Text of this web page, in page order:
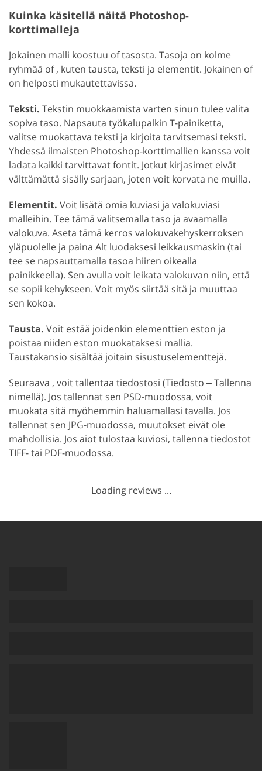
Kuinka käsitellä näitä Photoshop-
korttimalleja
Jokainen malli koostuu of tasosta. Tasoja on kolme
ryhmää of , kuten tausta, teksti ja elementit. Jokainen of
on helposti mukautettavissa.
Teksti. Tekstin muokkaamista varten sinun tulee valita
sopiva taso. Napsauta työkalupalkin T-painiketta,
valitse muokattava teksti ja kirjoita tarvitsemasi teksti.
Yhdessä ilmaisten Photoshop-korttimallien kanssa voit
ladata kaikki tarvittavat fontit. Jotkut kirjasimet eivät
välttämättä sisälly sarjaan, joten voit korvata ne muilla.
Elementit. Voit lisätä omia kuviasi ja valokuviasi
malleihin. Tee tämä valitsemalla taso ja avaamalla
valokuva. Aseta tämä kerros valokuvakehyskerroksen
yläpuolelle ja paina Alt luodaksesi leikkausmaskin (tai
tee se napsauttamalla tasoa hiiren oikealla
painikkeella). Sen avulla voit leikata valokuvan niin, että
se sopii kehykseen. Voit myös siirtää sitä ja muuttaa
sen kokoa.
Tausta. Voit estää joidenkin elementtien eston ja
poistaa niiden eston muokataksesi mallia.
Taustakansio sisältää joitain sisustuselementtejä.
Seuraava , voit tallentaa tiedostosi (Tiedosto ‒ Tallenna
nimellä). Jos tallennat sen PSD-muodossa, voit
muokata sitä myöhemmin haluamallasi tavalla. Jos
tallennat sen JPG-muodossa, muutokset eivät ole
mahdollisia. Jos aiot tulostaa kuviosi, tallenna tiedostot
TIFF- tai PDF-muodossa.
Loading reviews ...